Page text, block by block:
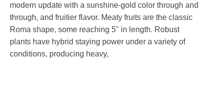
modern update with a sunshine-gold color through and
through, and fruitier flavor. Meaty fruits are the classic
Roma shape, some reaching 5" in length. Robust
plants have hybrid staying power under a variety of
conditions, producing heavy,